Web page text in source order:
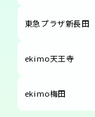
東急プラザ新長田
ekimo天王寺
ekimo梅田